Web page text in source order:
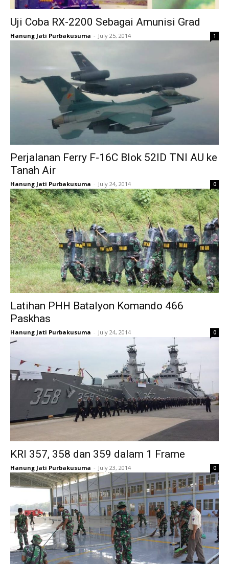
Uji Coba RX-2200 Sebagai Amunisi Grad
Hanung Jati Purbakusuma - July 25, 2014 1
Perjalanan Ferry F-16C Blok 52ID TNI AU ke
Tanah Air
Hanung Jati Purbakusuma - July 24, 2014 0
Latihan PHH Batalyon Komando 466
Paskhas
Hanung Jati Purbakusuma - July 24, 2014 0
KRI 357, 358 dan 359 dalam 1 Frame
Hanung Jati Purbakusuma - July 23, 2014 0